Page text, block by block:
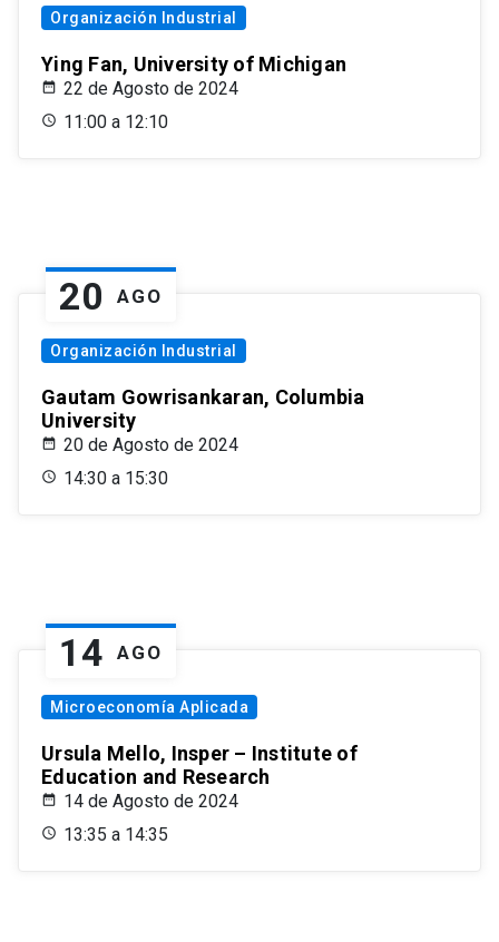
Organización Industrial
Ying Fan, University of Michigan
22 de Agosto de 2024
11:00 a 12:10
20 AGO
Organización Industrial
Gautam Gowrisankaran, Columbia
University
20 de Agosto de 2024
14:30 a 15:30
14 AGO
Microeconomía Aplicada
Ursula Mello, Insper – Institute of
Education and Research
14 de Agosto de 2024
13:35 a 14:35